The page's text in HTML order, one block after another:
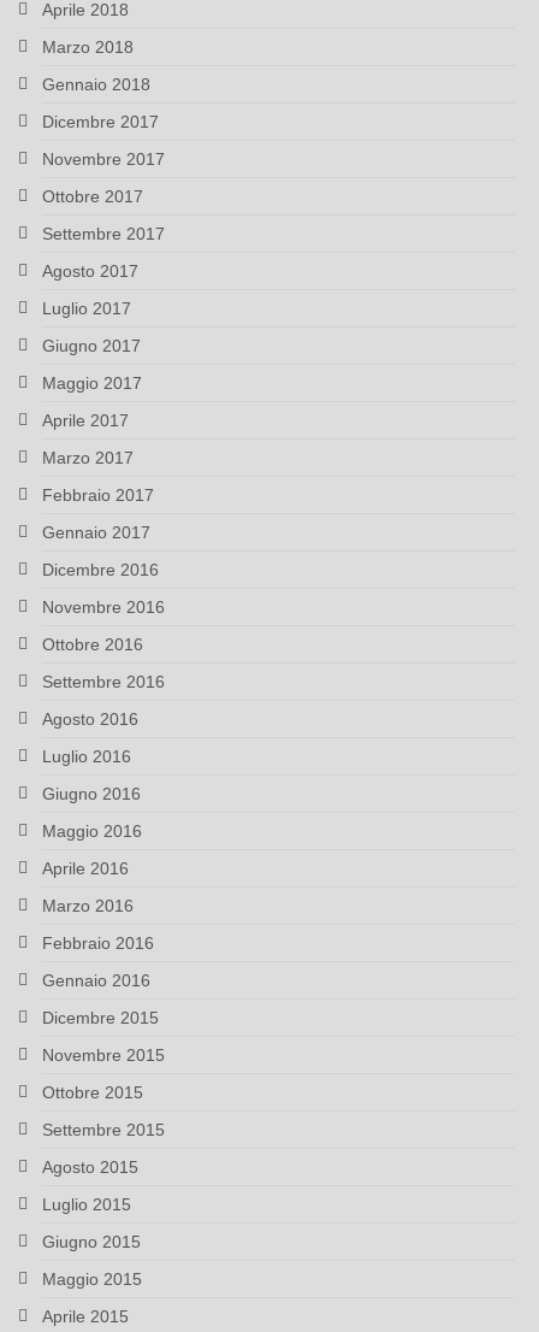
Aprile 2018
Marzo 2018
Gennaio 2018
Dicembre 2017
Novembre 2017
Ottobre 2017
Settembre 2017
Agosto 2017
Luglio 2017
Giugno 2017
Maggio 2017
Aprile 2017
Marzo 2017
Febbraio 2017
Gennaio 2017
Dicembre 2016
Novembre 2016
Ottobre 2016
Settembre 2016
Agosto 2016
Luglio 2016
Giugno 2016
Maggio 2016
Aprile 2016
Marzo 2016
Febbraio 2016
Gennaio 2016
Dicembre 2015
Novembre 2015
Ottobre 2015
Settembre 2015
Agosto 2015
Luglio 2015
Giugno 2015
Maggio 2015
Aprile 2015